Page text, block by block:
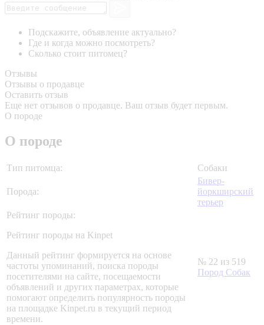
Подскажите, объявление актуально?
Где и когда можно посмотреть?
Сколько стоит питомец?
Отзывы
Отзывы о продавце
Оставить отзыв
Еще нет отзывов о продавце. Ваш отзыв будет первым.
О породе
О породе
Тип питомца: Собаки
Порода:
Бивер-
йоркширский
терьер
Рейтинг породы:
Рейтинг породы на Kinpet
Данный рейтинг формируется на основе
частоты упоминаний, поиска породы
посетителями на сайте, посещаемости
объявлений и других параметрах, которые
помогают определить популярность породы
на площадке Kinpet.ru в текущий период
времени.
№ 22 из 519
Пород Собак